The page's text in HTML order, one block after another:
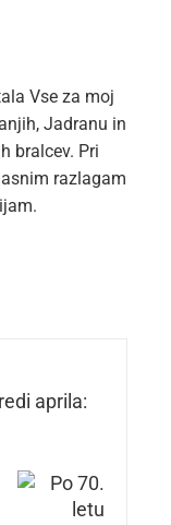
Vse za moj
Jadranu in
bralcev. Pri
razlagam
aprila: